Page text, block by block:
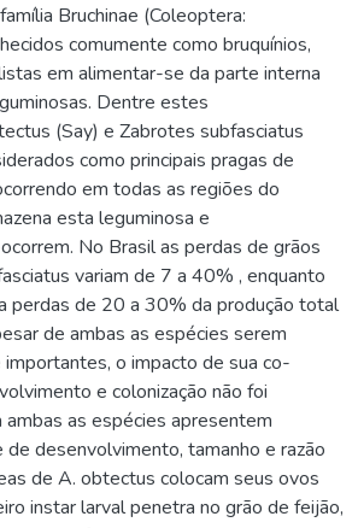
Bruchinae (Coleoptera:
comumente como bruquínios,
em alimentar-se da parte interna
Dentre estes
(Say) e Zabrotes subfasciatus
como principais pragas de
em todas as regiões do
esta leguminosa e
No Brasil as perdas de grãos
variam de 7 a 40% , enquanto
perdas de 20 a 30% da produção total
de ambas as espécies serem
importantes, o impacto de sua co-
e colonização não foi
as espécies apresentem
de desenvolvimento, tamanho e razão
de A. obtectus colocam seus ovos
instar larval penetra no grão de feijão,